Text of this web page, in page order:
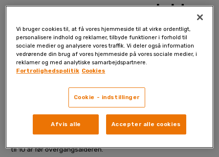
menopauseprodukt
Glutenfrit, sukkerfrit, laktosefrit, mælkefrit, vegansk
Overgangsalderen er et naturligt stadie i livet, som kommer for
enhver kvinde på et tidspunkt i hendes liv, typisk mellem 45 og
55 år. Denne fase er forbundet med et fald og til sidst ophør af
menstruation. Overgangsalderen kan vare i flere år og er ofte
ledsaget af en lang række fysiske og psykiske forandringer,
såsom hedeture, svedtendens, søvnproblemer, irritabilitet og
humørsvingninger. Mange mennesker kan allerede opleve
til 10 år før overgangsalderen.
Vi bruger cookies til, at få vores hjemmeside til at virke ordentligt,
personalisere indhold og reklamer, tilbyde funktioner i forhold til
sociale medier og analysere vores traffik. Vi deler også information
vedrørende din brug af vores hjemmeside på vores sociale medier, i
reklamer og med analytiske samarbejdspartnere.
Fortrolighedspolitik Cookies
Cookie - indstillinger
Afvis alle Accepter alle cookies